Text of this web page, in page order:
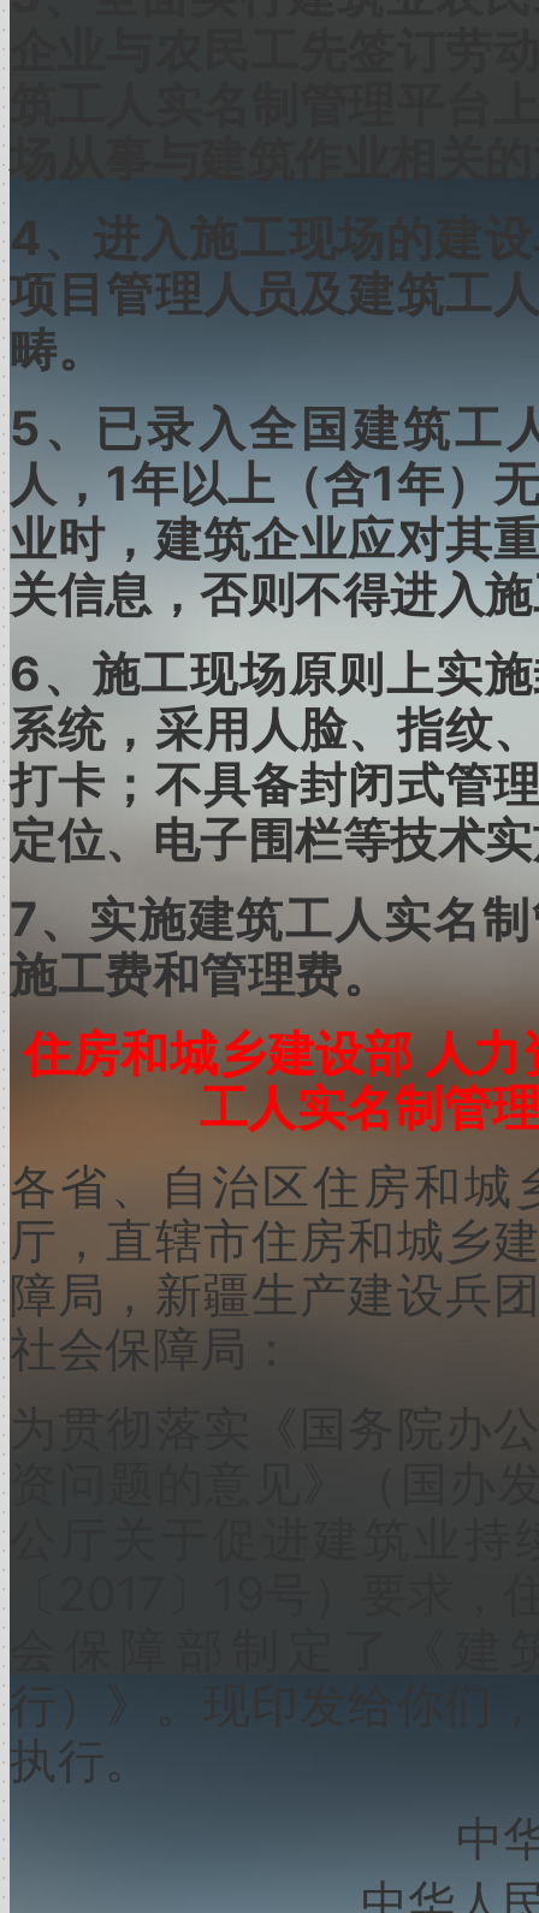
4、进入施工现场的建
项目管理人员及建筑工
畴。
5 、已录入全国建筑工
人， 1年以上（含1年）
业时，建筑企业应对其
关信息，否则不得进入
6、施工现场原则上实
系统，采用人脸、指纹
打卡；不具备封闭式管
定位、电子围栏等技术
7、实施建筑工人实名
施工费和管理费。
住房和城乡建设部 人力
工人实名制管
各省、自治区住房和城
厅，直辖市住房和城乡
障局，新疆生产建设兵
社会保障局：
为贯彻落实《国务院办
行）》。现印发给你们
执行。
中